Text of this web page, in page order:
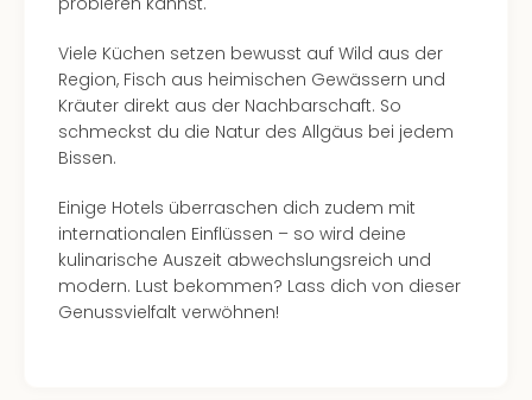
Viele Küchen setzen bewusst auf Wild aus der
Region, Fisch aus heimischen Gewässern und
Kräuter direkt aus der Nachbarschaft. So
schmeckst du die Natur des Allgäus bei jedem
Bissen.
Einige Hotels überraschen dich zudem mit
internationalen Einflüssen – so wird deine
kulinarische Auszeit abwechslungsreich und
modern. Lust bekommen? Lass dich von dieser
Genussvielfalt verwöhnen!